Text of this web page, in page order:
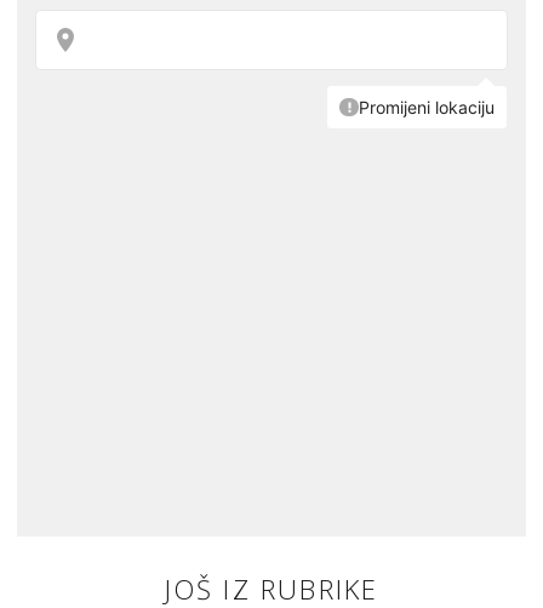
JOŠ IZ RUBRIKE